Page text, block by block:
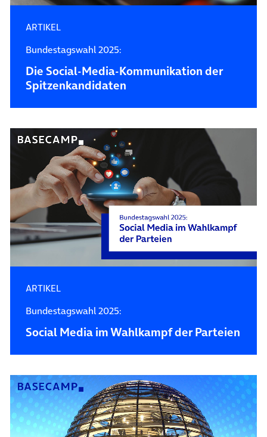
ARTIKEL
Bundestagswahl 2025:
Die Social-Media-Kommunikation der
Spitzenkandidaten
ARTIKEL
Bundestagswahl 2025:
Social Media im Wahlkampf der Parteien